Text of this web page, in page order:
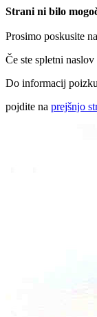
Strani ni bilo
Prosimo poskusite
Če ste spletni
Do informacij
pojdite na prejšnjo